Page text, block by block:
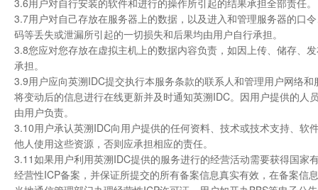
3.6用户对自行安装的软件和进行的操作所引起的结果承担全部责任。
3.7用户对自己存放在服务器上的数据，以及进入和管理服务器的口
码等丢失或泄漏所引起的一切损失和后果均由用户自行承担。
3.8您应对您存放在虚拟主机上的数据内容负责，如因上传、储存、
承担。
3.9用户应向英溯IDC提交执行本服务条款的联系人和管理用户网络
将变动后的信息进行在线更新并及时通知英溯IDC。因用户提供的
由用户负责。
3.10用户承认英溯IDC向用户提供的任何资料、技术或技术支持、
他人使用这些资源，否则应承担相应的责任。
3.11如果用户利用英溯IDC提供的服务进行的经营活动需要获得国
经营性ICP备案，并保证所提交的所有备案信息真实有效，在备案